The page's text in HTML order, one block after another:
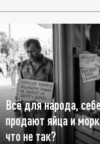
Всё для народа,
продают яйца и
что не так?